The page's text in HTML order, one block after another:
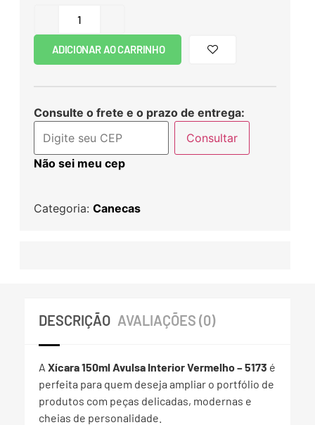
ADICIONAR AO CARRINHO
Consulte o frete e o prazo de entrega:
Consultar
Não sei meu cep
Categoria: Canecas
DESCRIÇÃO AVALIAÇÕES (0)
A Xícara 150ml Avulsa Interior Vermelho – 5173 é
perfeita para quem deseja ampliar o portfólio de
produtos com peças delicadas, modernas e
cheias de personalidade.